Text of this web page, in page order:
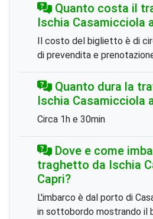
Quanto costa il
Ischia Casamicciola
Il costo del biglietto è di
di prevendita e
Quanto dura la
Ischia Casamicciola
Circa 1h e 30min
Dove e come
traghetto da Ischia
Capri?
L'imbarco è dal porto di
in sottobordo mostrando il